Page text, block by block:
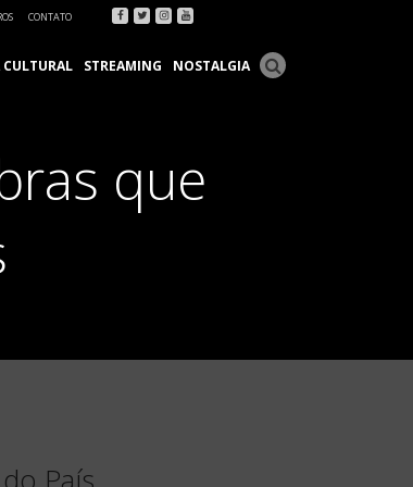
CONTATO Facebook
Twitter
Instagram
Youtube
STREAMING NOSTALGIA
que
País